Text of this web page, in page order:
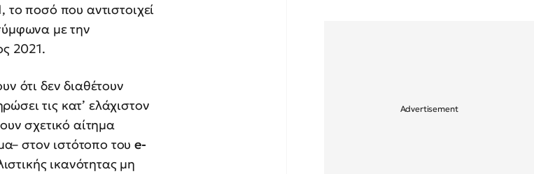
ποσό που αντιστοιχεί
με την
2021.
ότι δεν διαθέτουν
τις κατ’ ελάχιστον
σχετικό αίτημα
στον ιστότοπο τουe-
ικανότητας μη